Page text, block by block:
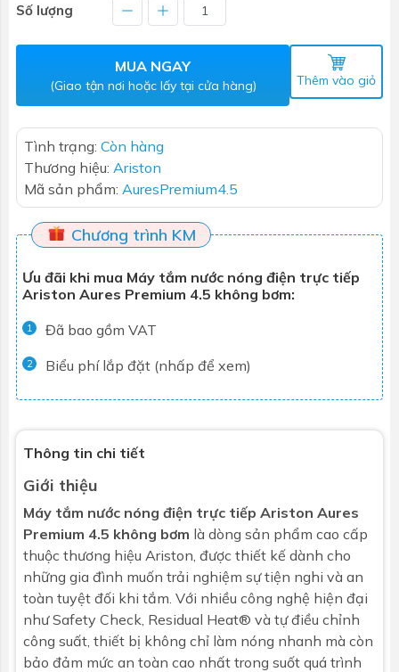
Số lượng
MUA NGAY
(Giao tận nơi hoặc lấy tại cửa hàng) Thêm vào giỏ
Tình trạng: Còn hàng
Thương hiệu: Ariston
Mã sản phẩm: AuresPremium4.5
Chương trình KM
Ưu đãi khi mua Máy tắm nước nóng điện trực tiếp
Ariston Aures Premium 4.5 không bơm:
1 Đã bao gồm VAT
2 Biểu phí lắp đặt (nhấp để xem)
Thông tin chi tiết
Giới thiệu
Máy tắm nước nóng điện trực tiếp Ariston Aures
Premium 4.5 không bơm là dòng sản phẩm cao cấp
thuộc thương hiệu Ariston, được thiết kế dành cho
những gia đình muốn trải nghiệm sự tiện nghi và an
toàn tuyệt đối khi tắm. Với nhiều công nghệ hiện đại
như Safety Check, Residual Heat® và tự điều chỉnh
công suất, thiết bị không chỉ làm nóng nhanh mà còn
bảo đảm mức an toàn cao nhất trong suốt quá trình